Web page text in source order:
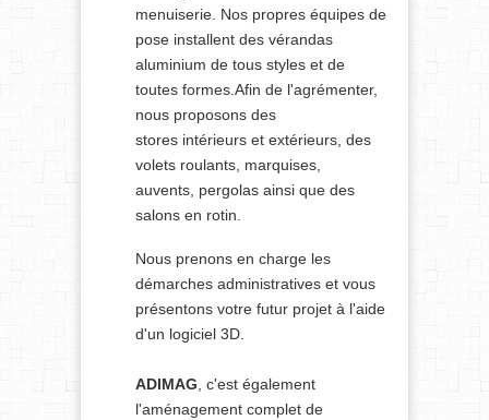
menuiserie. Nos propres équipes de
pose installent des vérandas
aluminium de tous styles et de
toutes formes.Afin de l'agrémenter,
nous proposons des
stores intérieurs et extérieurs, des
volets roulants, marquises,
auvents, pergolas ainsi que des
salons en rotin.
Nous prenons en charge les
démarches administratives et vous
présentons votre futur projet à l'aide
d'un logiciel 3D.
ADIMAG, c'est également
l'aménagement complet de